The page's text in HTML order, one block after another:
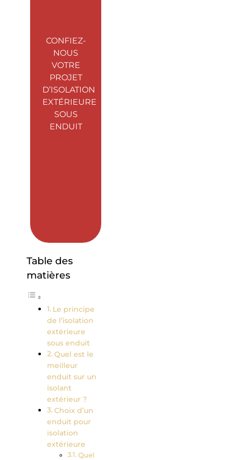
CONFIEZ-
NOUS
VOTRE
PROJET
D’ISOLATION
EXTÉRIEURE
SOUS
ENDUIT
Table des
matières
Le principe
de l’isolation
extérieure
sous enduit
Quel est le
meilleur
enduit sur un
isolant
extérieur ?
Choix d’un
enduit pour
isolation
extérieure
Quel